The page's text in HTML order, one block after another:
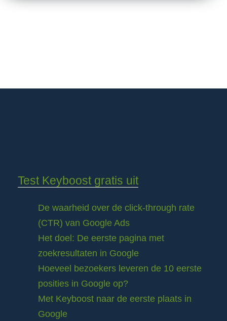
Test Keyboost gratis uit
De waarheid over de click-through rate
(CTR) van Google Ads
Het doel: De eerste pagina met
zoekresultaten in Google
Hoeveel bezoekers leveren de 10 eerste
posities in Google op?
Met Keyboost naar de eerste plaats in
Google